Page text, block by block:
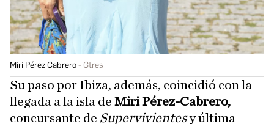
Miri Pérez Cabrero Gtres
Su paso por Ibiza, además, coincidió con la
llegada a la isla de Miri Pérez-Cabrero,
concursante de Supervivientesy última